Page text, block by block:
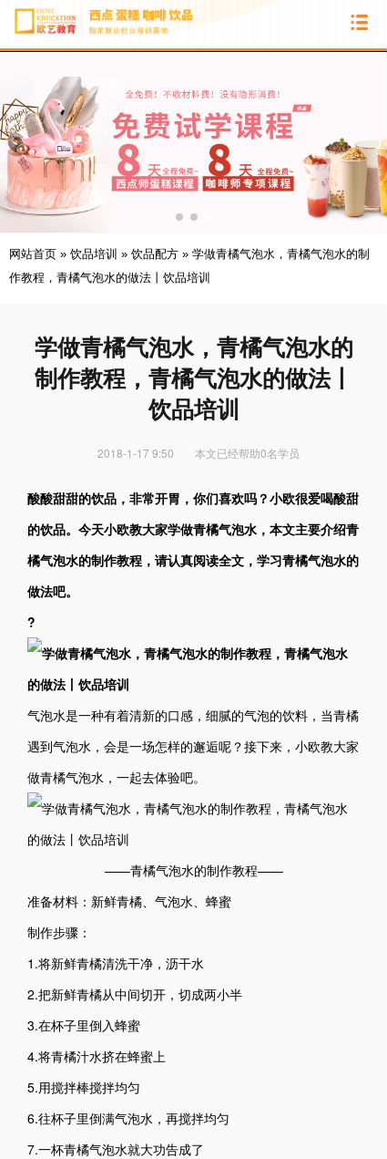
网站首页 » 饮品培训 » 饮品配方 » 学做青橘气泡水，青橘气泡水的制
作教程，青橘气泡水的做法丨饮品培训
学做青橘气泡水，青橘气泡水的
制作教程，青橘气泡水的做法丨
饮品培训
2018-1-17 9:50 本文已经帮助0名学员
酸酸甜甜的饮品，非常开胃，你们喜欢吗？小欧很爱喝酸甜
的饮品。今天小欧教大家学做青橘气泡水，本文主要介绍青
橘气泡水的制作教程，请认真阅读全文，学习青橘气泡水的
做法吧。
?
气泡水是一种有着清新的口感，细腻的气泡的饮料，当青橘
遇到气泡水，会是一场怎样的邂逅呢？接下来，小欧教大家
做青橘气泡水，一起去体验吧。
——青橘气泡水的制作教程——
准备材料：新鲜青橘、气泡水、蜂蜜
制作步骤：
1.将新鲜青橘清洗干净，沥干水
2.把新鲜青橘从中间切开，切成两小半
3.在杯子里倒入蜂蜜
4.将青橘汁水挤在蜂蜜上
5.用搅拌棒搅拌均匀
6.往杯子里倒满气泡水，再搅拌均匀
7.一杯青橘气泡水就大功告成了